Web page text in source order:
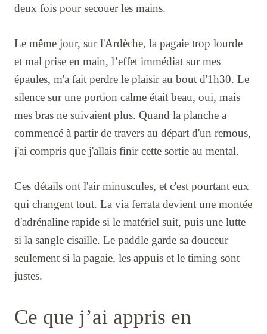
deux fois pour secouer les mains.
Le même jour, sur l'Ardèche, la pagaie trop lourde
et mal prise en main, l’effet immédiat sur mes
épaules, m'a fait perdre le plaisir au bout d'1h30. Le
silence sur une portion calme était beau, oui, mais
mes bras ne suivaient plus. Quand la planche a
commencé à partir de travers au départ d'un remous,
j'ai compris que j'allais finir cette sortie au mental.
Ces détails ont l'air minuscules, et c'est pourtant eux
qui changent tout. La via ferrata devient une montée
d'adrénaline rapide si le matériel suit, puis une lutte
si la sangle cisaille. Le paddle garde sa douceur
seulement si la pagaie, les appuis et le timing sont
justes.
Ce que j’ai appris en